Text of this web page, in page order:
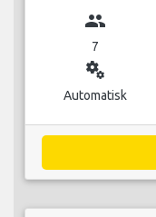
group
7
miscellaneous_services
Automatisk